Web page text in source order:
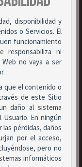
disponibilidad y
o Servicios. El
funcionamiento
responsabiliza ni
no vaya a ser
que el contenido o
de este Sitio
daño al sistema
En ningún
las pérdidas, daños
por el acceso,
pero no
informáticos